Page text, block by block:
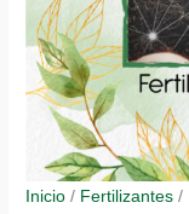
Inicio / Fertilizantes /